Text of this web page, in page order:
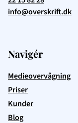
info@overskrift.dk
Navigér
Medieovervågning
Priser
Kunder
Blog